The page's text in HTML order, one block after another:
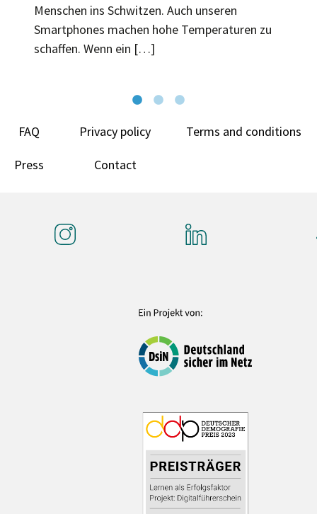
Menschen ins Schwitzen. Auch unseren
Smartphones machen hohe Temperaturen zu
schaffen. Wenn ein […]
FAQ Privacy policy Terms and conditions
Press Contact